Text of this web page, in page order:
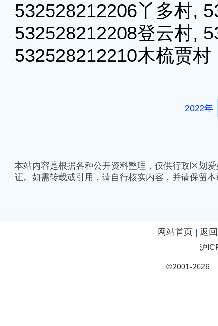
532528212206丫多村,
532528212208登云村,
532528212210木梳贾村
2022年
本站内容是根据各种公开资料整理，仅供行政区划
证。如需转载或引用，请自行核实内容，并请保留
网站首页 返
沪
©2001-2026